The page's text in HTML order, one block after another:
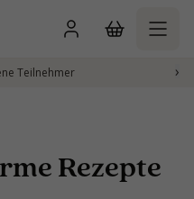
Teilnehmer ›
Rezepte